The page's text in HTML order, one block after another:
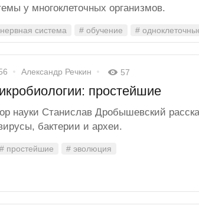
у многоклеточных организмов.
система # обучение #
Александр Речкин 57
простейшие
науки Станислав Дробышевский
бактерии и археи.
# простейшие # эволюция